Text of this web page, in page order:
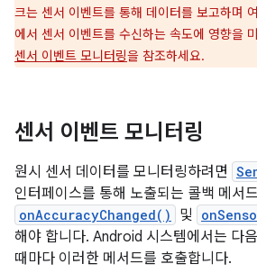
크는 센서 이벤트를 통해 데이터를 보고하며
에서 센서 이벤트를 수신하는 속도에 영향을
센서 이벤트 모니터링을 참조하세요.
센서 이벤트 모니터링
원시 센서 데이터를 모니터링하려면
인터페이스를 통해 노출되는 콜백 메서
onAccuracyChanged() 및
해야 합니다. Android 시스템에서는 다
때마다 이러한 메서드를 호출합니다.